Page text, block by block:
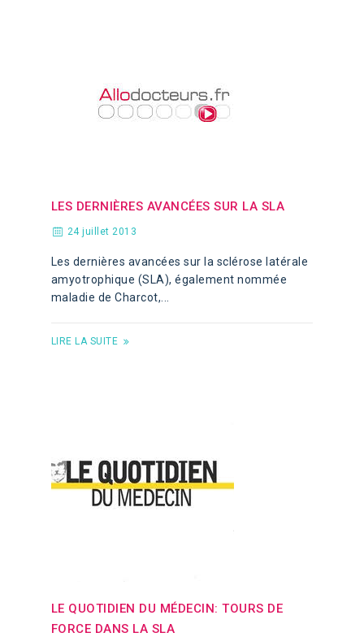
LES DERNIÈRES AVANCÉES SUR LA SLA
24 juillet 2013
Les dernières avancées sur la sclérose latérale
amyotrophique (SLA), également nommée
maladie de Charcot,...
LIRE LA SUITE
LE QUOTIDIEN DU MÉDECIN: TOURS DE
FORCE DANS LA SLA